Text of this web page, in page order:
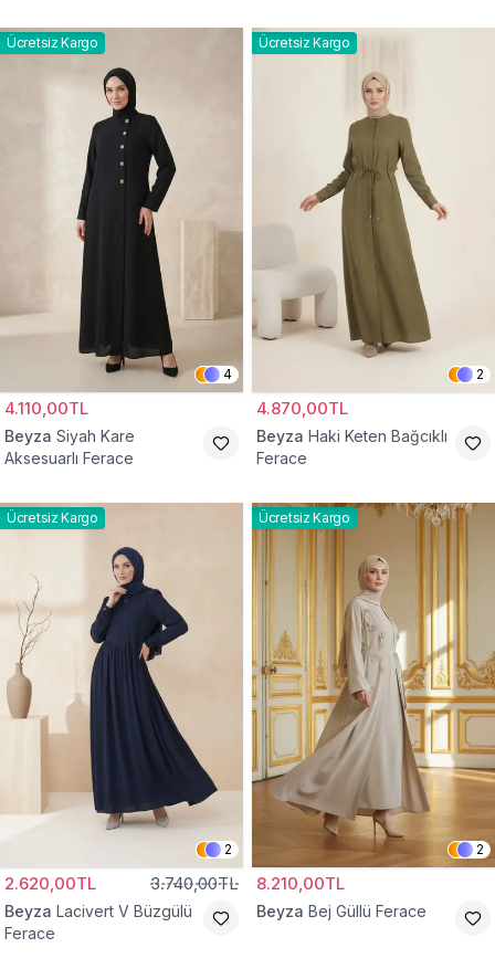
Ücretsiz Kargo
4
4.110,00TL
Beyza Siyah Kare
Aksesuarlı Ferace
Ücretsiz Kargo
2
4.870,00TL
Beyza Haki Keten Bağcıklı
Ferace
Ücretsiz Kargo
2
2.620,00TL 3.740,00TL
Beyza Lacivert V Büzgülü
Ferace
Ücretsiz Kargo
2
8.210,00TL
Beyza Bej Güllü Ferace